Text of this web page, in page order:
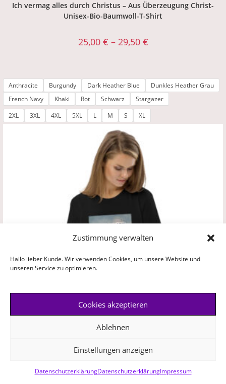
Zustimmung verwalten
Hallo lieber Kunde. Wir verwenden Cookies, um unsere Website und
unseren Service zu optimieren.
Cookies akzeptieren
Ablehnen
Einstellungen anzeigen
DatenschutzerklärungDatenschutzerklärungImpressum
Ich vermag alles durch Christus – Aus Überzeugung Christ-
Unisex-Bio-Baumwoll-T-Shirt
25,00 € – 29,50 €
Anthracite Burgundy Dark Heather Blue
Dunkles Heather Grau
French Navy
Khaki Rot Schwarz
Stargazer
2XL
3XL 4XL 5XL L M S XL
Herren Kinder
Ich vermag alles durch Christus – Aus Überzeugung Christ;